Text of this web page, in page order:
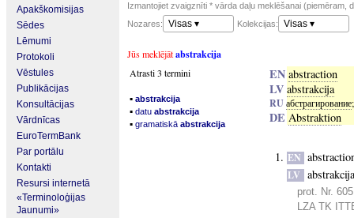
Apakškomisijas
Sēdes
Lēmumi
Protokoli
Vēstules
Publikācijas
Konsultācijas
Vārdnīcas
EuroTermBank
Par portālu
Kontakti
Resursi internetā
«Terminoloģijas
Jaunumi»
Izmantojiet zvaigznīti * vārda daļu meklēšanai (piemēram,
Nozares:
Visas ▾ Kolekcijas: Visas ▾
Jūs meklējātabstrakcija
Atrasti 3 termini
▪ abstrakcija
▪ datu abstrakcija
▪ gramatiskā abstrakcija
EN abstraction
LV abstrakcija
RUабстрагирование
DE Abstraktion
EN
LV abstrakcija
prot. Nr.
LZA TK